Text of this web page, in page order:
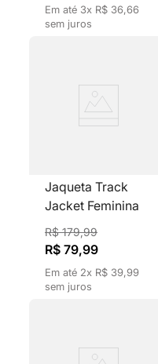
Em até 3x R$ 36,66
sem juros
Jaqueta Track
Jacket Feminina
Listras Vermelhas
Retrô Preto
R$ 179,99
R$ 79,99
Em até 2x R$ 39,99
sem juros